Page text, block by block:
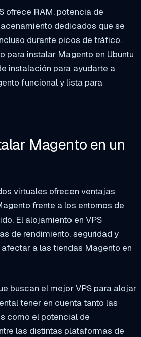
ofrece RAM, potencia de
dedicados que se
durante picos de tráfico.
para instalar Magento en Ubuntu
instalación para ayudarte a
funcional y lista para
Magento en un
virtuales ofrecen ventajas
frente a los entornos de
El alojamiento en VPS
de rendimiento, seguridad y
a las tiendas Magento en
buscan el mejor VPS para alojar
tener en cuenta tanto las
como el potencial de
las distintas plataformas de